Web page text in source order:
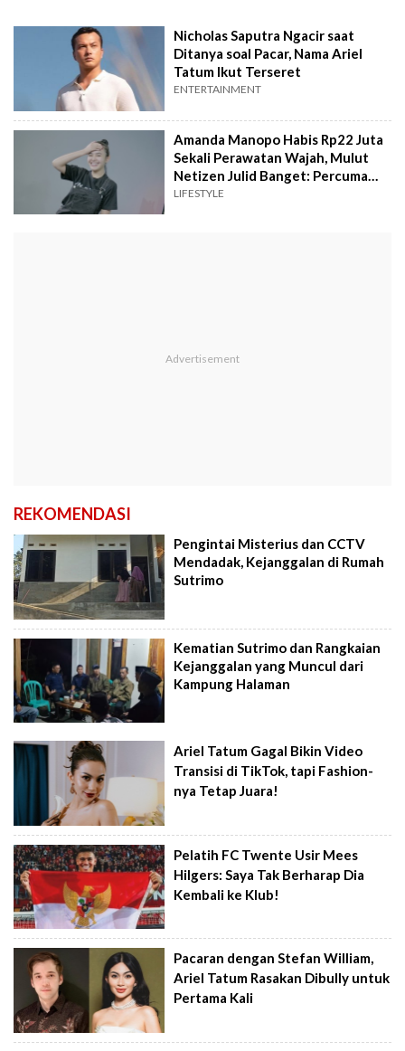
Nicholas Saputra Ngacir saat
Ditanya soal Pacar, Nama Ariel
Tatum Ikut Terseret
ENTERTAINMENT
Amanda Manopo Habis Rp22 Juta
Sekali Perawatan Wajah, Mulut
Netizen Julid Banget: Percuma
Buat Ganggu Rumah Tangga
LIFESTYLE
REKOMENDASI
Pengintai Misterius dan CCTV
Mendadak, Kejanggalan di Rumah
Sutrimo
Kematian Sutrimo dan Rangkaian
Kejanggalan yang Muncul dari
Kampung Halaman
Ariel Tatum Gagal Bikin Video
Transisi di TikTok, tapi Fashion-
nya Tetap Juara!
Pelatih FC Twente Usir Mees
Hilgers: Saya Tak Berharap Dia
Kembali ke Klub!
Pacaran dengan Stefan William,
Ariel Tatum Rasakan Dibully untuk
Pertama Kali